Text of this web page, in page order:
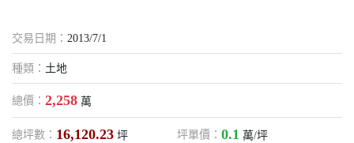
交易日期： 2013/7/1
種類： 土地
總價： 2,258 萬
總坪數： 16,120.23 坪 坪單價： 0.1 萬/坪